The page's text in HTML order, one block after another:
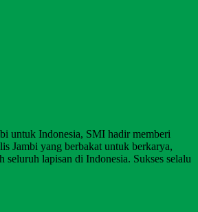
untuk Indonesia, SMI hadir memberi
Jambi yang berbakat untuk berkarya,
seluruh lapisan di Indonesia. Sukses selalu